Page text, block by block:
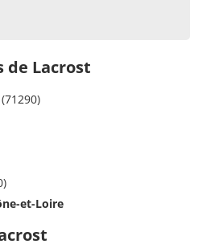
de Lacrost
et-Loire